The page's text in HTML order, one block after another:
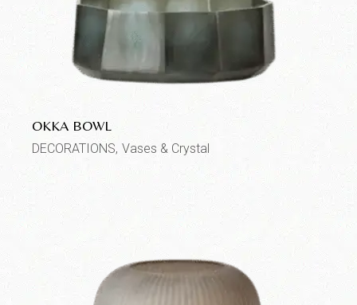
OKKA BOWL
DECORATIONS Vases & Crystal